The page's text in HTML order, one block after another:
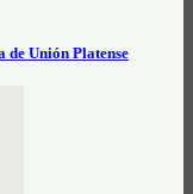
Unión Platense